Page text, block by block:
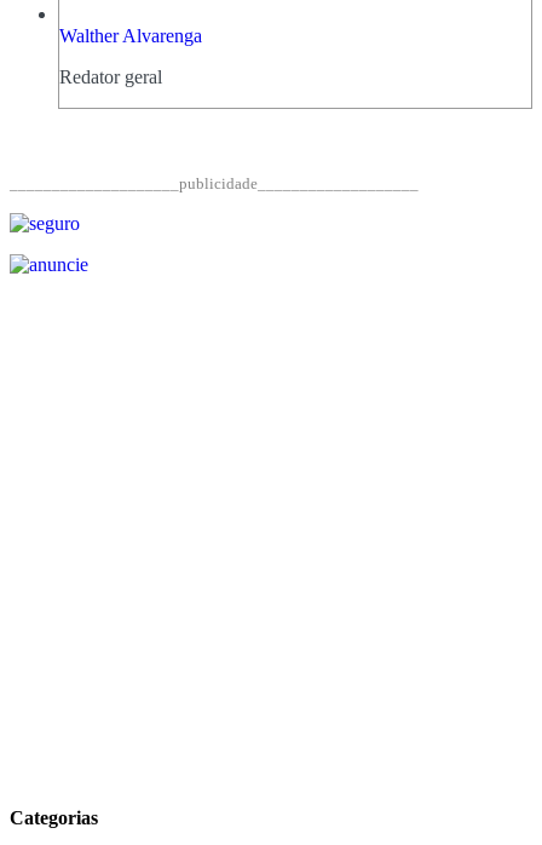
Walther Alvarenga
Redator geral
____________________publicidade___________________
Categorias